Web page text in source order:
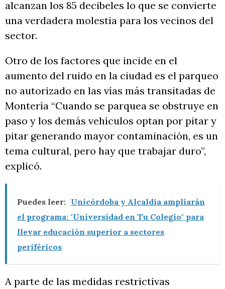
alcanzan los 85 decibeles lo que se convierte
una verdadera molestia para los vecinos del
sector.
Otro de los factores que incide en el
aumento del ruido en la ciudad es el parqueo
no autorizado en las vías más transitadas de
Montería “Cuando se parquea se obstruye en
paso y los demás vehículos optan por pitar y
pitar generando mayor contaminación, es un
tema cultural, pero hay que trabajar duro”,
explicó.
Puedes leer: Unicórdoba y Alcaldía ampliarán
el programa: "Universidad en Tu Colegio" para
llevar educación superior a sectores
periféricos
A parte de las medidas restrictivas